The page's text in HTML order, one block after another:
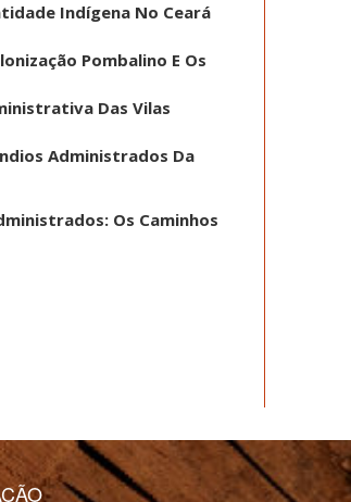
Indígena No Ceará
Pombalino E Os
Das Vilas
Administrados Da
Os Caminhos